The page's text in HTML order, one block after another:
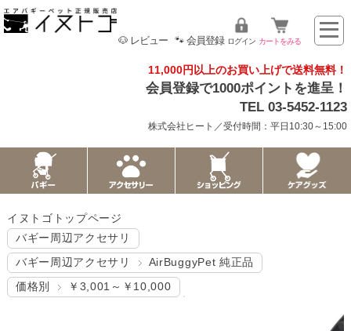
11,000円以上のお買い上げで送料無料！
会員登録で1000ポイントを進呈！
TEL 03-5452-1123
株式会社ヒート／受付時間：平日10:30～15:00
🐶 レビュー 🐾 会員登録 ログイン カートをみる
イヌトゴトップページ
バギー周辺アクセサリ
バギー周辺アクセサリ AirBuggyPet 純正品
価格別 ￥3,001～￥10,000